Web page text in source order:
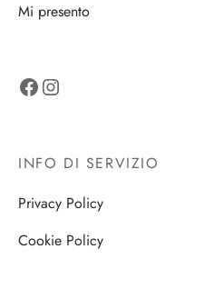
Mi presento
Facebook
INFO DI SERVIZIO
Privacy Policy
Cookie Policy